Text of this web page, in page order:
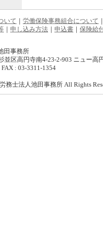
いて 労働保険事務組合について
申し込み方法 申込書 保険給
田事務所
区高円寺南4-23-2-903 ニュー高
: 03-3311-1354
務士法人池田事務所 All Rights